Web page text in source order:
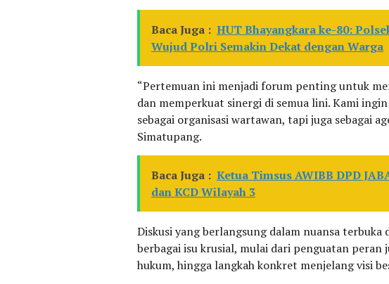
Baca Juga : HUT Bhayangkara ke-80:
Wujud Polri Semakin Dekat dengan Warga
“Pertemuan ini menjadi forum penting untuk
dan memperkuat sinergi di semua lini. Kami
sebagai organisasi wartawan, tapi juga sebagai
Simatupang.
Baca Juga : Ketua Timsus AWIBB DPD
dan KCD Wilayah 3
Diskusi yang berlangsung dalam nuansa terbuka
berbagai isu krusial, mulai dari penguatan peran
hukum, hingga langkah konkret menjelang visi